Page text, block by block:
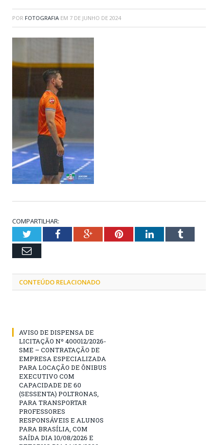
POR FOTOGRAFIA EM 7 DE JUNHO DE 2024
COMPARTILHAR:
TwitterFacebookGoogle+PinterestLinkedInTumblr
Email
CONTEÚDO RELACIONADO
AVISO DE DISPENSA DE
LICITAÇÃO Nº 400012/2026-
SME – CONTRATAÇÃO DE
EMPRESA ESPECIALIZADA
PARA LOCAÇÃO DE ÔNIBUS
EXECUTIVO COM
CAPACIDADE DE 60
(SESSENTA) POLTRONAS,
PARA TRANSPORTAR
PROFESSORES
RESPONSÁVEIS E ALUNOS
PARA BRASÍLIA, COM
SAÍDA DIA 10/08/2026 E